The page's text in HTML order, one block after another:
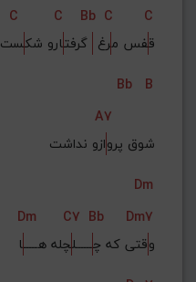
C
C Bb C
C
قفس مرغ گرفتارو شکست
Bb B
A7
شوق پروازو نداشت
Dm
Dm
C7 Bb
Dm7
وقتی که چــــــلچله هـــــا